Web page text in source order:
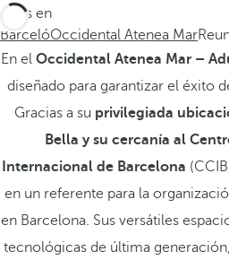
Estás en
BarcelóOccidental Atenea Mar
En el Occidental Atenea Mar –
diseñado para garantizar el éxito
Gracias a su privilegiada
Bella y su cercanía al
Internacional de Barcelona
en un referente para la
en Barcelona. Sus versátiles
tecnológicas de última